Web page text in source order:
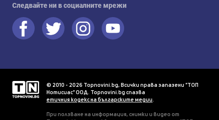
Следвайте ни в социалните мрежи
© 2010 - 2026 Topnovini.bg, Всички права запазени "ТОП
Нотисиас" ООД. Topnovini.bg спазва
етичния кодекс на българските медии
При ползване на информация, снимки и видео от